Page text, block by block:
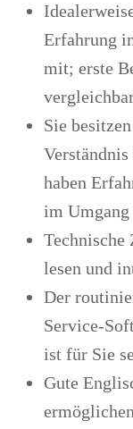
Erfahrung
mit; erste
Sie
haben
im
Technische
lesen und
Der
Service-
ist für Sie
Gute